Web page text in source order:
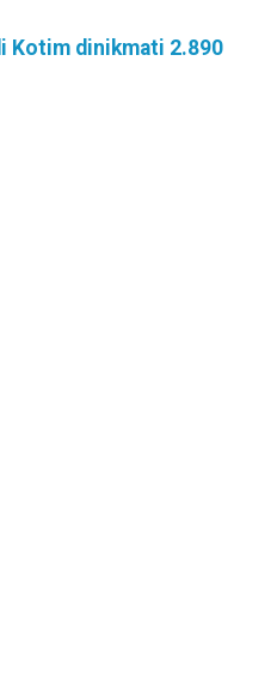
Kotim dinikmati 2.890